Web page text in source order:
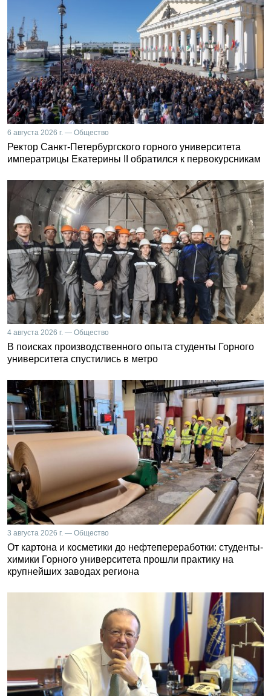
6 августа 2026 г. — Общество
Ректор Санкт-Петербургского горного университета
императрицы Екатерины II обратился к первокурсникам
4 августа 2026 г. — Общество
В поисках производственного опыта студенты Горного
университета спустились в метро
3 августа 2026 г. — Общество
От картона и косметики до нефтепереработки: студенты-
химики Горного университета прошли практику на
крупнейших заводах региона